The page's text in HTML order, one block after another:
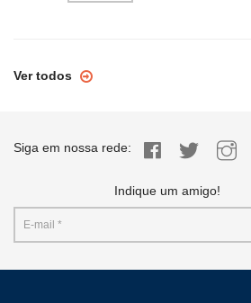
Ver todos
Siga em nossa rede:
Indique um amigo!